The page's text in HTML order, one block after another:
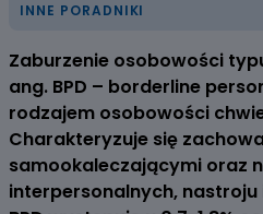
INNE PORADNIKI
Zaburzenie osobowości
ang. BPD – borderline
rodzajem osobowości
Charakteryzuje się
samookaleczającymi oraz
interpersonalnych, nastroju